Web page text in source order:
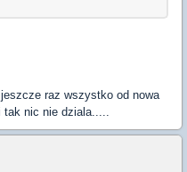
raz wszystko od nowa
nic nie dziala.....